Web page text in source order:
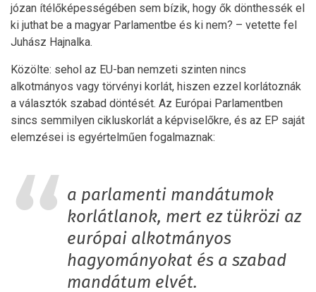
józan ítélőképességében sem bízik, hogy ők dönthessék el
ki juthat be a magyar Parlamentbe és ki nem? – vetette fel
Juhász Hajnalka.
Közölte: sehol az EU-ban nemzeti szinten nincs
alkotmányos vagy törvényi korlát, hiszen ezzel korlátoznák
a választók szabad döntését. Az Európai Parlamentben
sincs semmilyen cikluskorlát a képviselőkre, és az EP saját
elemzései is egyértelműen fogalmaznak:
a parlamenti mandátumok
korlátlanok, mert ez tükrözi az
európai alkotmányos
hagyományokat és a szabad
mandátum elvét.